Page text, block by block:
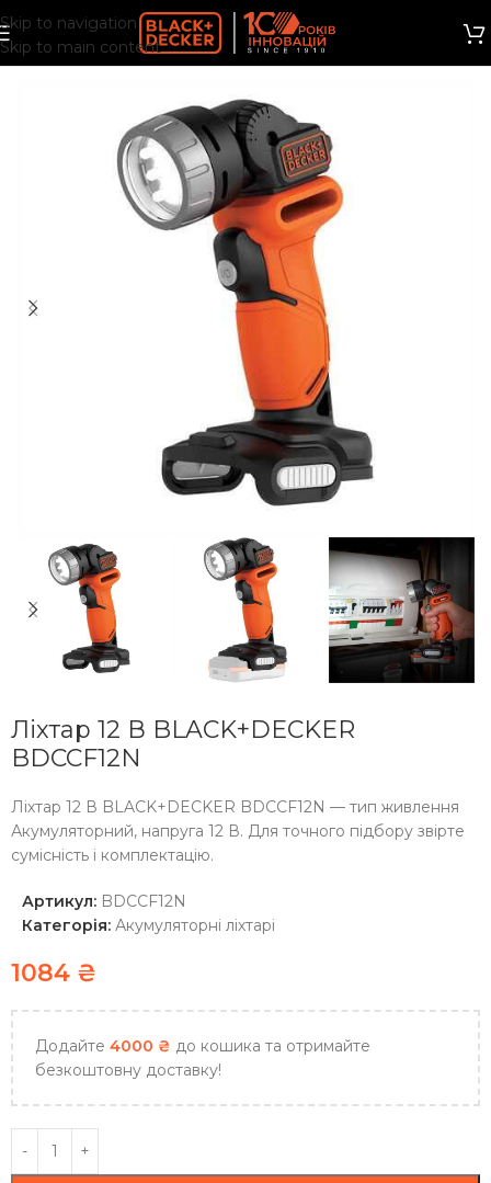
Skip to navigation
Skip to main content
Ліхтар 12 В BLACK+DECKER
BDCCF12N
Ліхтар 12 В BLACK+DECKER BDCCF12N — тип живлення
Акумуляторний, напруга 12 В. Для точного підбору звірте
сумісність і комплектацію.
Артикул: BDCCF12N
Категорія: Акумуляторні ліхтарі
1084 ₴
Додайте 4000 ₴ до кошика та отримайте
безкоштовну доставку!